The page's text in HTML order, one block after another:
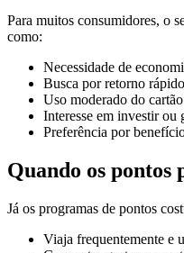
Para muitos consumidores, o
como:
Necessidade de
Busca por retorno
Uso moderado do
Interesse em investir ou
Preferência por
Quando os pontos
Já os programas de pontos
Viaja frequentemente e